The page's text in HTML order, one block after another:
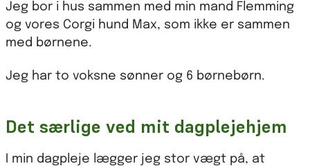
Jeg bor i hus sammen med min mand Flemming
og vores Corgi hund Max, som ikke er sammen
med børnene.
Jeg har to voksne sønner og 6 børnebørn.
Det særlige ved mit dagplejehjem
I min dagpleje lægger jeg stor vægt på, at